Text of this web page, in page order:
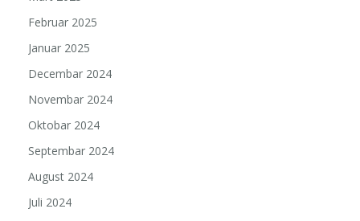
Februar 2025
Januar 2025
Decembar 2024
Novembar 2024
Oktobar 2024
Septembar 2024
August 2024
Juli 2024